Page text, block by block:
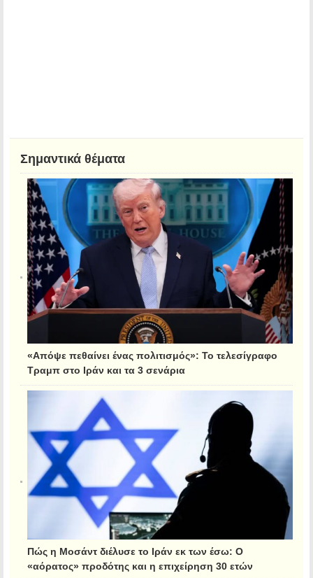
Σημαντικά θέματα
«Απόψε πεθαίνει ένας πολιτισμός»: Το τελεσίγραφο
Τραμπ στο Ιράν και τα 3 σενάρια
Πώς η Μοσάντ διέλυσε το Ιράν εκ των έσω: Ο
«αόρατος» προδότης και η επιχείρηση 30 ετών